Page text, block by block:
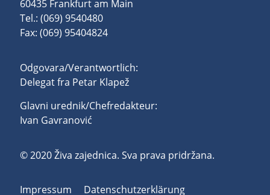
60435 Frankfurt am Main
Tel.: (069) 9540480
Fax: (069) 95404824
Odgovara/Verantwortlich:
Delegat fra Petar Klapež
Glavni urednik/Chefredakteur:
Ivan Gavranović
© 2020 Živa zajednica. Sva prava pridržana.
Impressum
Datenschutzerklärung